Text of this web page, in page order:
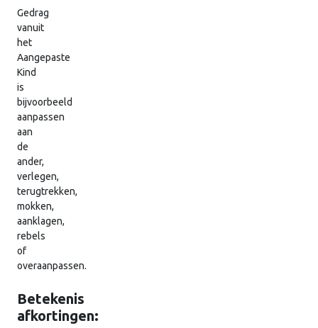
Gedrag
vanuit
het
Aangepaste
Kind
is
bijvoorbeeld
aanpassen
aan
de
ander,
verlegen,
terugtrekken,
mokken,
aanklagen,
rebels
of
overaanpassen.
Betekenis
afkortingen: